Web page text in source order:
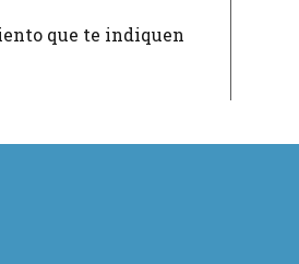
que te indiquen